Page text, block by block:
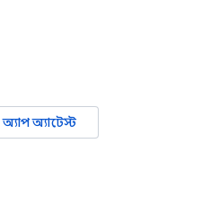
অ্যাপ অ্যাটেস্ট